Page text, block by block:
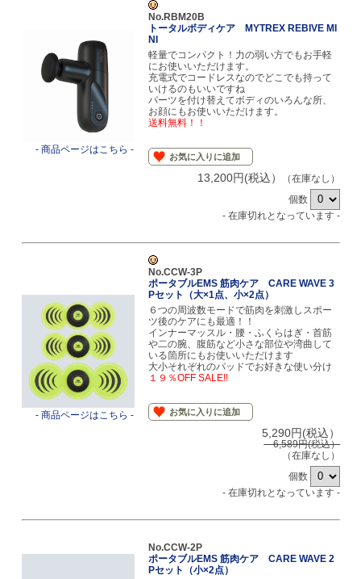
- 商品ページはこちら -
No.RBM20B
トータルボディケア MYTREX REBIVE MI
NI
軽量でコンパクト！力の弱い方でもお手軽
にお使いいただけます。
充電式でコードレスなのでどこでも持って
いけるのもいいですね
パーツを付け替えてボディのいろんな所、
お顔にもお使いいただけます。
送料無料！！
お気に入りに追加
13,200円(税込）
（在庫なし）
個数
- 在庫切れとなっています -
- 商品ページはこちら -
No.CCW-3P
ポータブルEMS 筋肉ケア CARE WAVE 3
Pセット（大×1点、小×2点）
６つの周波数モードで筋肉を刺激しスポー
ツ後のケアにも最適！！
インナーマッスル・腰・ふくらはぎ・首筋
や二の腕、腹筋など小さな部位や湾曲して
いる箇所にもお使いいただけます
大小それぞれのパッドでお好きな使い分け
１９％OFF SALE!!
お気に入りに追加
5,290円(税込）
6,589円(税込）
（在庫なし）
個数
- 在庫切れとなっています -
No.CCW-2P
ポータブルEMS 筋肉ケア CARE WAVE 2
Pセット（小×2点）